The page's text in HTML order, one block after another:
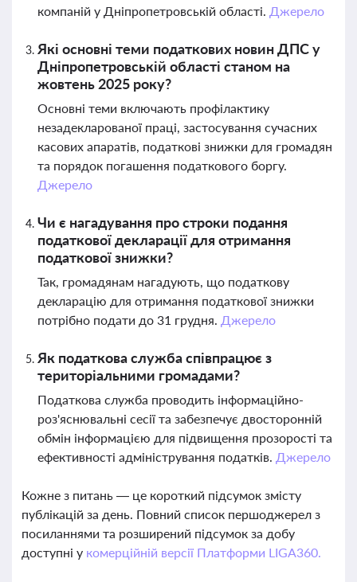
компаній у Дніпропетровській області. Джерело
Які основні теми податкових новин ДПС у
Дніпропетровській області станом на
жовтень 2025 року?
Основні теми включають профілактику
незадекларованої праці, застосування сучасних
касових апаратів, податкові знижки для громадян
та порядок погашення податкового боргу.
Джерело
Чи є нагадування про строки подання
податкової декларації для отримання
податкової знижки?
Так, громадянам нагадують, що податкову
декларацію для отримання податкової знижки
потрібно подати до 31 грудня. Джерело
Як податкова служба співпрацює з
територіальними громадами?
Податкова служба проводить інформаційно-
роз'яснювальні сесії та забезпечує двосторонній
обмін інформацією для підвищення прозорості та
ефективності адміністрування податків. Джерело
Кожне з питань — це короткий підсумок змісту
публікацій за день. Повний список першоджерел з
посиланнями та розширений підсумок за добу
доступні у комерційній версії Платформи LIGA360.